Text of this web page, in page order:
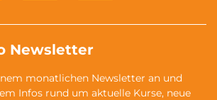
Newsletter
monatlichen Newsletter an und
Infos rund um aktuelle Kurse, neue